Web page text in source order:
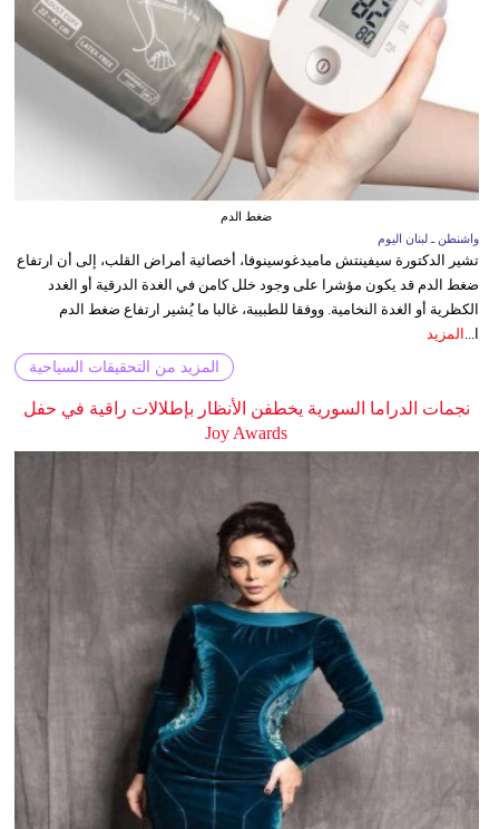
ضغط الدم
واشنطن ـ لبنان اليوم
تشير الدكتورة سيفينتش ماميدغوسينوفا، أخصائية أمراض القلب، إلى أن ارتفاع
ضغط الدم قد يكون مؤشرا على وجود خلل كامن في الغدة الدرقية أو الغدد
الكظرية أو الغدة النخامية. ووفقا للطبيبة، غالبا ما يُشير ارتفاع ضغط الدم
ا... المزيد
المزيد من التحقيقات السياحية
نجمات الدراما السورية يخطفن الأنظار بإطلالات راقية في حفل
Joy Awards